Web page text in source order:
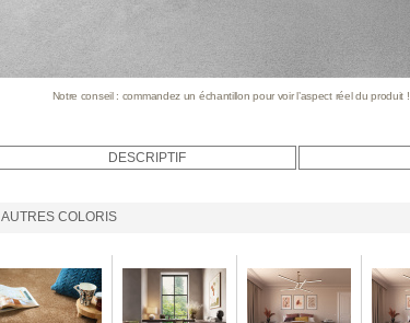
Notre conseil : commandez un échantillon pour voir l’aspect réel du produit !
DESCRIPTIF
AUTRES COLORIS